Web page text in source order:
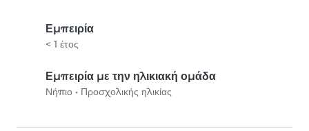
Εμπειρία
< 1 έτος
Εμπειρία με την ηλικιακή ομάδα
Νήπιο • Προσχολικής ηλικίας